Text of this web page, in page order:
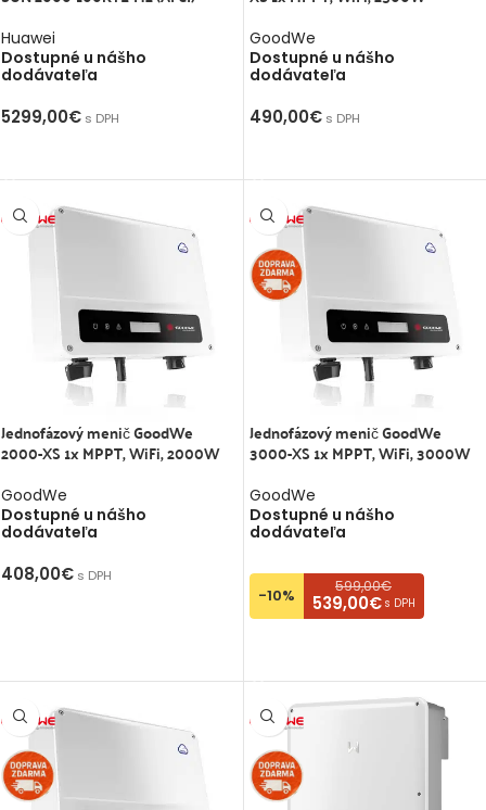
Huawei
Dostupné u nášho
dodávateľa
5299,00€ s DPH
GoodWe
Dostupné u nášho
dodávateľa
490,00€s DPH
Jednofázový menič GoodWe
2000-XS 1x MPPT, WiFi, 2000W
GoodWe
Dostupné u nášho
dodávateľa
408,00€ s DPH
Jednofázový menič GoodWe
3000-XS 1x MPPT, WiFi, 3000W
GoodWe
Dostupné u nášho
dodávateľa
-10% 599,00€
539,00€ s DPH